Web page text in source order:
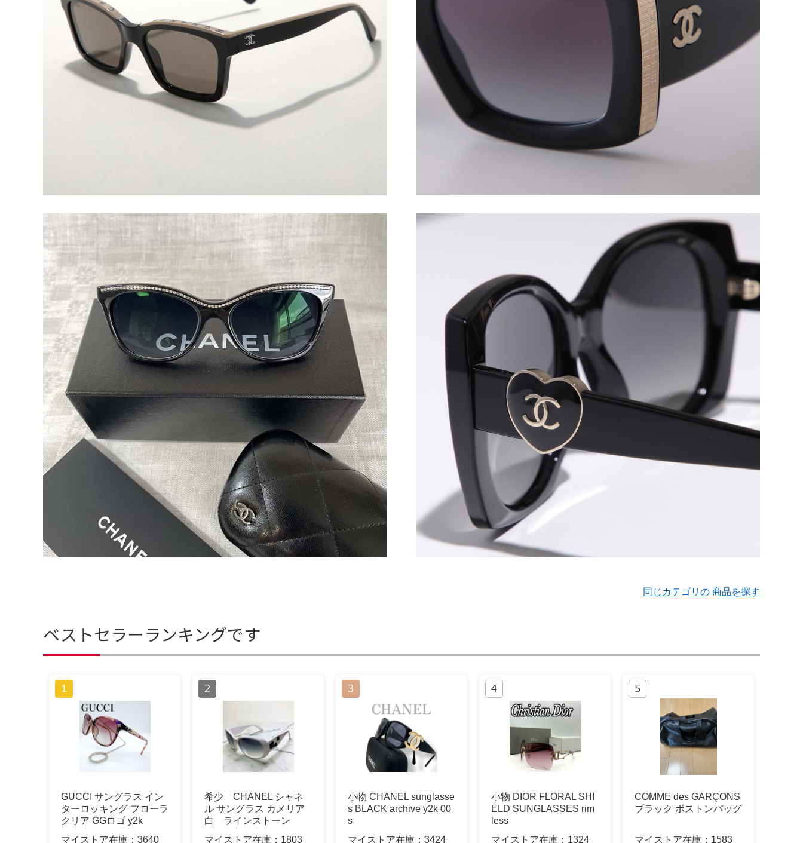
同じカテゴリの 商品を探す
ベストセラーランキングです
GUCCI サングラス イン
ターロッキング フローラ
クリア GGロゴ y2k
マイストア在庫： 3640
希少 CHANEL シャネ
ル サングラス カメリア
白 ラインストーン
マイストア在庫： 1803
小物 CHANEL sunglasse
s BLACK archive y2k 00
s
マイストア在庫： 3424
小物 DIOR FLORAL SHI
ELD SUNGLASSES rim
less
マイストア在庫： 1324
COMME des GARÇONS
ブラック ボストンバッグ
マイストア在庫： 1583